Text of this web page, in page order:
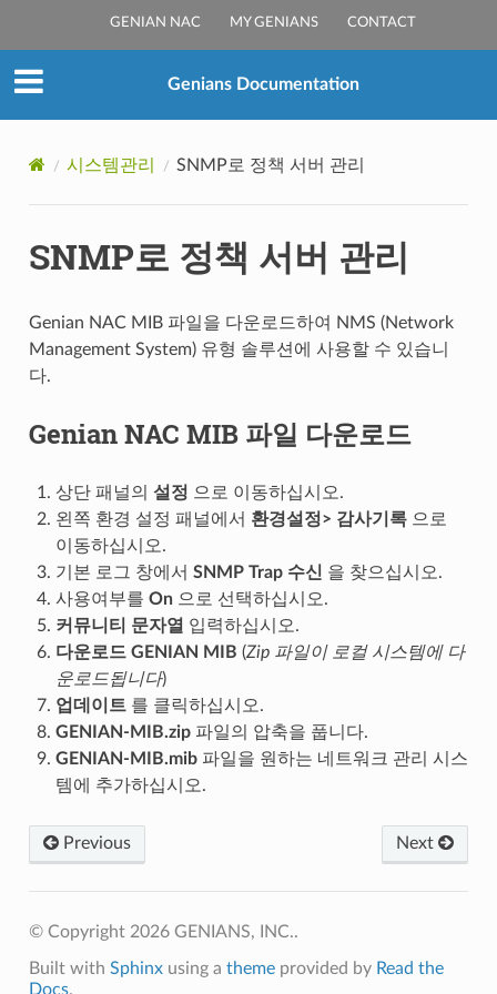
GENIAN NAC MY GENIANS CONTACT
Genians Documentation
시스템관리 SNMP로 정책 서버 관리
SNMP로 정책 서버 관리
Genian NAC MIB 파일을 다운로드하여 NMS (Network
Management System) 유형 솔루션에 사용할 수 있습니
다.
Genian NAC MIB 파일 다운로드
상단 패널의 설정 으로 이동하십시오.
왼쪽 환경 설정 패널에서 환경설정> 감사기록으로
이동하십시오.
기본 로그 창에서 SNMP Trap 수신 을 찾으십시오.
사용여부를 On으로 선택하십시오.
커뮤니티 문자열 입력하십시오.
다운로드 GENIAN MIB (Zip 파일이 로컬 시스템에 다
운로드됩니다)
업데이트를 클릭하십시오.
GENIAN-MIB.zip파일의 압축을 풉니다.
GENIAN-MIB.mib파일을 원하는 네트워크 관리 시스
템에 추가하십시오.
Previous Next
© Copyright 2026 GENIANS, INC..
Built with Sphinxusing a themeprovided by Read the
Docs.